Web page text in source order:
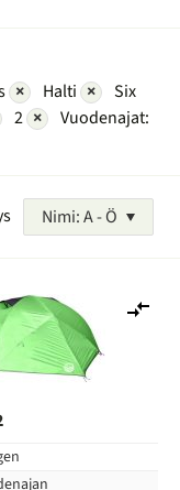
× Halti ×
Six
2 ×
Vuodenajat:
Nimi: A - Ö